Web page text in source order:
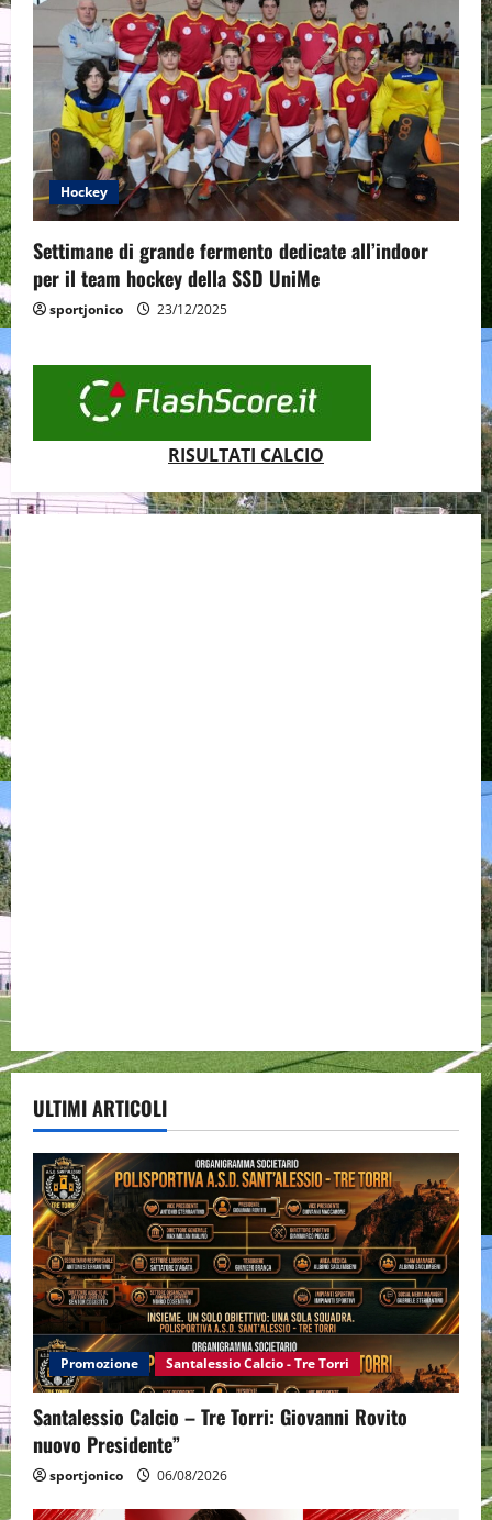
Hockey
Settimane di grande fermento dedicate all’indoor
per il team hockey della SSD UniMe
sportjonico 23/12/2025
RISULTATI CALCIO
ULTIMI ARTICOLI
Promozione Santalessio Calcio - Tre Torri
Santalessio Calcio – Tre Torri: Giovanni Rovito
nuovo Presidente”
sportjonico 06/08/2026